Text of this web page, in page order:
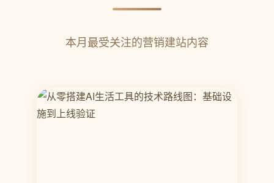
本月最受关注的营销建站内容